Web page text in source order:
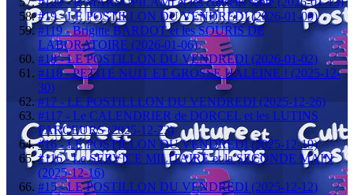
#19 - LE POSTILLON DU VENDREDI (2026-01-09)
#119 - Brigitte BARDOT et les SOURIS DE
LABORATOIRE (2026-01-06)
#18 - LE POSTILLON DU VENDREDI (2026-01-02)
#118 - PETITE NUIT ET GROSSE HALEINE ! (2025-12-
30)
#17 - LE POSTILLLON DU VENDREDI (2025-12-26)
#117 - Le CALENDRIER de DORCEL et les LUTINS
FARCEURS (2025-12-23)
#16 - LE POSTILLON DU VENDREDI (2025-12-19)
#116 - Le SERVICE MILITAIRE et la SECONDE MAIN
(2025-12-16)
#15 - LE POSTILLON DU VENDREDI (2025-12-12)